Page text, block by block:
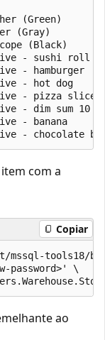
(Green)
(Gray)
(Black)
- sushi roll
- hamburger
- hot dog
- pizza slice
- dim sum 10
- banana
com a
Copiar
mssql-tools18/
password>' \
ao